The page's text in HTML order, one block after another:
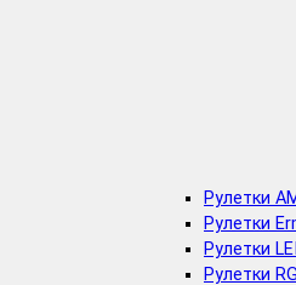
Рулетки
Рулетки
Рулетки
Рулетки